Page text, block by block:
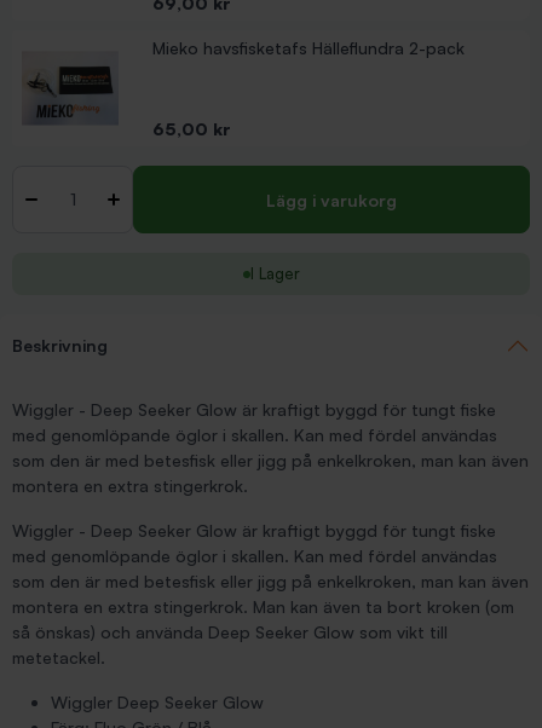
Mieko havsfisketafs Hälleflundra 2-pack
Pris
65,00 kr
- + Lägg i varukorg
I Lager
Beskrivning
Wiggler - Deep Seeker Glow är kraftigt byggd för tungt fiske
med genomlöpande öglor i skallen. Kan med fördel användas
som den är med betesfisk eller jigg på enkelkroken, man kan även
montera en extra stingerkrok.
Wiggler - Deep Seeker Glow är kraftigt byggd för tungt fiske
med genomlöpande öglor i skallen. Kan med fördel användas
som den är med betesfisk eller jigg på enkelkroken, man kan även
montera en extra stingerkrok. Man kan även ta bort kroken (om
så önskas) och använda Deep Seeker Glow som vikt till
metetackel.
Wiggler Deep Seeker Glow